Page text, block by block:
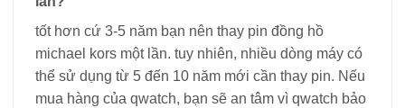
tốt hơn cứ 3-5 năm bạn nên thay pin đồng hồ
michael kors một lần. tuy nhiên, nhiều dòng máy có
thể sử dụng từ 5 đến 10 năm mới cần thay pin. Nếu
mua hàng của qwatch, bạn sẽ an tâm vì qwatch bảo